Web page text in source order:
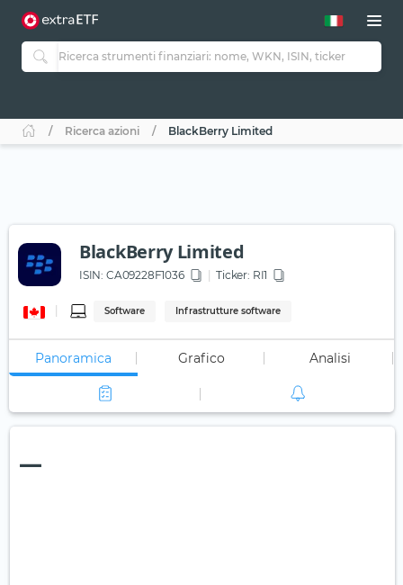
Ricerca azioni BlackBerry Limited
BlackBerry Limited
ISIN: CA09228F1036 Ticker: RI1
Software Infrastrutture software
Panoramica Grafico Analisi
—